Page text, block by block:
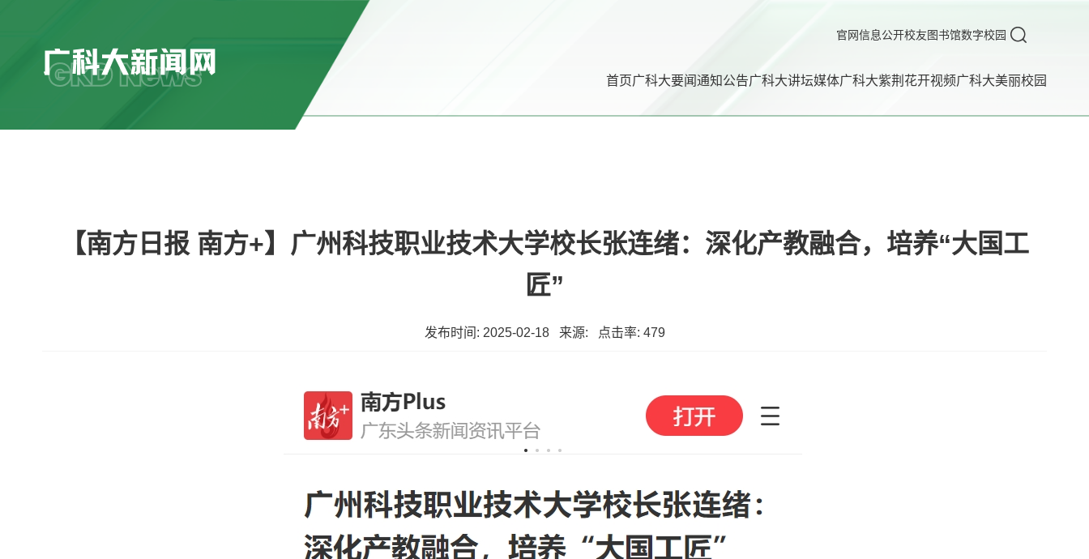
官网信息公开校友图书馆数字校园
首页广科大要闻通知公告广科大讲坛媒体广科大紫荆花开视频广科大美丽校园
【南方日报 南方+】广州科技职业技术大学校长张连绪：深化产教融合，培养“大国工
匠”
发布时间: 2025-02-18 来源: 点击率: 479